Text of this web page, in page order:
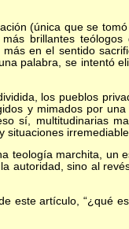
(única que se tomó
brillantes
en el sentido
palabra, se intentó
los pueblos
y mimados por
sí, multitudinarias
marchita, un
autoridad, sino al
artículo, “¿qué